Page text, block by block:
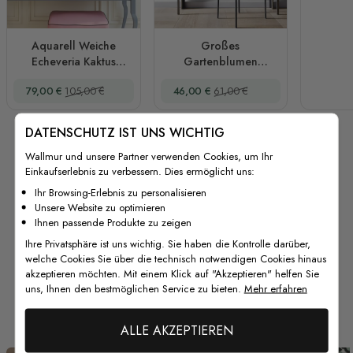
Aquarell Weiche
Echeveria Kaktus
Sonderpreis
79,00 € Regulärer Preis
105,00 €
Großes
Gartenblumen
Sonderpreis
46,00 € Regulärer Preis
61,00 €
Von unseren Kunden
DATENSCHUTZ IST UNS WICHTIG
Wallmur und unsere Partner verwenden Cookies, um Ihr
Einkaufserlebnis zu verbessern. Dies ermöglicht uns:
Ihr Browsing-Erlebnis zu personalisieren
Unsere Website zu optimieren
Ihnen passende Produkte zu zeigen
Ihre Privatsphäre ist uns wichtig. Sie haben die Kontrolle darüber,
welche Cookies Sie über die technisch notwendigen Cookies hinaus
akzeptieren möchten. Mit einem Klick auf "Akzeptieren" helfen Sie
uns, Ihnen den bestmöglichen Service zu bieten. Mehr erfahren
ALLE AKZEPTIEREN